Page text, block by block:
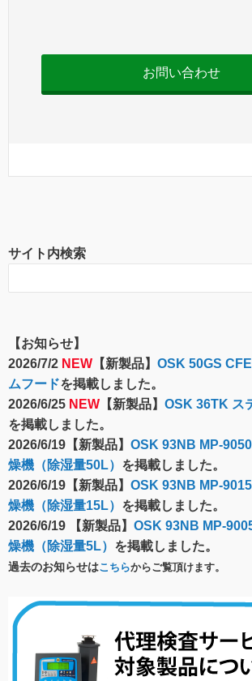
お問い合わせ
サイト内検索
【お知らせ】
2026/7/2 NEW 【新製品】 OSK 50GS
ムフードを掲載しました。
2026/6/25 NEW 【新製品】 OSK 36TK ス
を掲載しました。
2026/6/19【新製品】 OSK 93NB MP-
燥機（除湿量50L） を掲載しました。
2026/6/19【新製品】 OSK 93NB MP-
燥機（除湿量15L） を掲載しました。
2026/6/19 【新製品】 OSK 93NB MP-
燥機（除湿量5L） を掲載しました。
過去のお知らせはこちらからご覧頂けます。